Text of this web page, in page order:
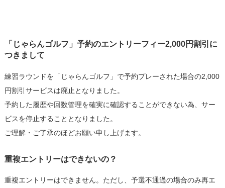
「じゃらんゴルフ」予約のエントリーフィー2,000円割引に
つきまして
練習ラウンドを「じゃらんゴルフ」で予約プレーされた場合の2,000
円割引サービスは廃止となりました。
予約した履歴や回数管理を確実に確認することができない為、サー
ビスを停止することとなりました。
ご理解・ご了承のほどお願い申し上げます。
重複エントリーはできないの？
重複エントリーはできません。ただし、予選不通過の場合のみ再エ